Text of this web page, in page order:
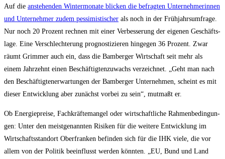
Auf die anste­hen­den Win­ter­mo­na­te bli­cken die befrag­ten Unter­neh­me­rin­nen
und Unter­neh­mer zudem pes­si­mis­ti­scher als noch in der Früh­jahrs­um­fra­ge.
Nur noch 20 Pro­zent rech­nen mit einer Ver­bes­se­rung der eige­nen Geschäfts­
la­ge. Eine Ver­schlech­te­rung pro­gnos­ti­zie­ren hin­ge­gen 36 Pro­zent. Zwar
räumt Grim­mer auch ein, dass die Bam­ber­ger Wirt­schaft seit mehr als
einem Jahr­zehnt einen Beschäf­tig­ten­zu­wachs ver­zeich­net. „Geht man nach
den Beschäf­tig­te­n­er­war­tun­gen der Bam­ber­ger Unter­neh­men, scheint es mit
die­ser Ent­wick­lung aber zunächst vor­bei zu sein“, mut­maßt er.
Ob Ener­gie­prei­se, Fach­kräf­te­man­gel oder wirt­schaft­li­che Rah­men­be­din­gun­
gen: Unter den meist­ge­nann­ten Risi­ken für die wei­te­re Ent­wick­lung im
Wirt­schafts­stand­ort Ober­fran­ken befin­den sich für die IHK vie­le, die vor
allem von der Poli­tik beein­flusst wer­den könn­ten. „EU, Bund und Land